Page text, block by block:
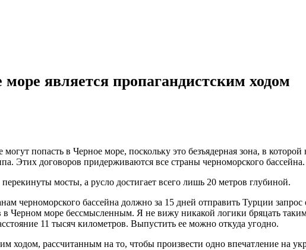
является пропагандистским ходом
попасть в Черное море, поскольку это безъядерная зона, в
Этих договоров придерживаются все страны черноморского бассейна.
мосты, а русло достигает всего лишь 20 метров глубиной.
черноморского бассейна должно за 15 дней отправить Турции
Черном море бессмысленным. Я не вижу никакой логики бряцать
11 тысяч километров. Выпустить ее можно откуда угодно.
ходом, рассчитанным на то, чтобы произвести одно впечатление на